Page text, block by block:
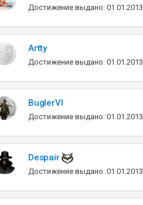
Достижение выдано: 01.01.2013
Artty
Достижение выдано: 01.01.2013
BuglerVl
Достижение выдано: 01.01.2013
Despair
Достижение выдано: 01.01.2013